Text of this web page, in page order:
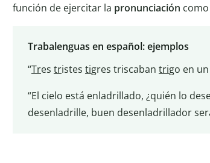
función de ejercitar la pronunciación
Trabalenguas en español: ejemplos
“Tres tristes tigres triscaban trigo en un
“El cielo está enladrillado, ¿quién lo
desenladrille, buen desenladrillador